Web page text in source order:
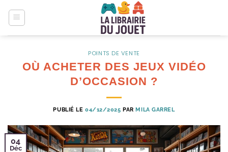
POINTS DE VENTE
OÙ ACHETER DES JEUX VIDÉO
D’OCCASION ?
PUBLIÉ LE 04/12/2025 PARMILA GARREL
04
Déc